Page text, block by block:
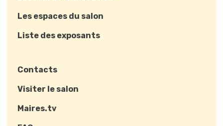
Les espaces du salon
Liste des exposants
Contacts
Visiter le salon
Maires.tv